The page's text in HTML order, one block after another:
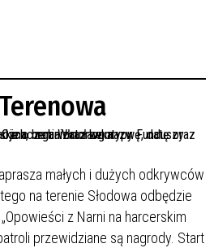
małych i dużych odkrywców
na terenie Słodowa odbędzie
z Narni na harcerskim
przewidziane są nagrody. Start